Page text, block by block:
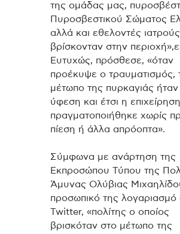
της ομάδας μας,
Πυροσβεστικού Σώματος
αλλά και εθελοντές
βρίσκονταν στην
Ευτυχώς, πρόσθεσε, «όταν
προέκυψε ο τραυματισμός,
μέτωπο της πυρκαγιάς
ύφεση και έτσι η επιχείρηση
πραγματοποιήθηκε χωρίς
πίεση ή άλλα απρόοπτα».
Σύμφωνα με ανάρτηση της
Εκπροσώπου Τύπου της
Άμυνας Ολύβιας
προσωπικό της λογαριασμό
Twitter, «πολίτης ο οποίος
βρισκόταν στο μέτωπο της